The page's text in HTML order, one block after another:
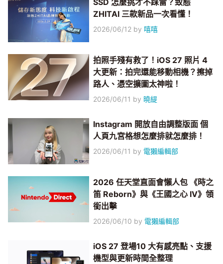
SSD 怎麼挑才不踩雷？致態
ZHITAI 三款新品一次看懂！
2026/06/12 by 嘻嘻
拍照手殘有救了！iOS 27 照片 4
大更新：拍完還能移動相機？擦掉
路人、憑空擴圖太神啦！
2026/06/11 by 曉緹
Instagram 開放自由調整版面 個
人頁九宮格想怎麼排就怎麼排！
2026/06/11 by 電獺編輯部
2026 任天堂直面會懶人包 《時之
笛 Reborn》與《王國之心 IV》領
銜出擊
2026/06/10 by 電獺編輯部
iOS 27 登場10 大有感亮點、支援
機型與更新時間全整理